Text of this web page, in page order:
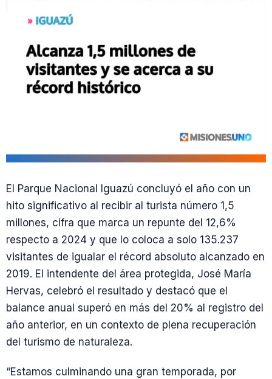
El Parque Nacional Iguazú concluyó el año con un
hito significativo al recibir al turista número 1,5
millones, cifra que marca un repunte del 12,6%
respecto a 2024 y que lo coloca a solo 135.237
visitantes de igualar el récord absoluto alcanzado en
2019. El intendente del área protegida, José María
Hervas, celebró el resultado y destacó que el
balance anual superó en más del 20% al registro del
año anterior, en un contexto de plena recuperación
del turismo de naturaleza.
“Estamos culminando una gran temporada, por